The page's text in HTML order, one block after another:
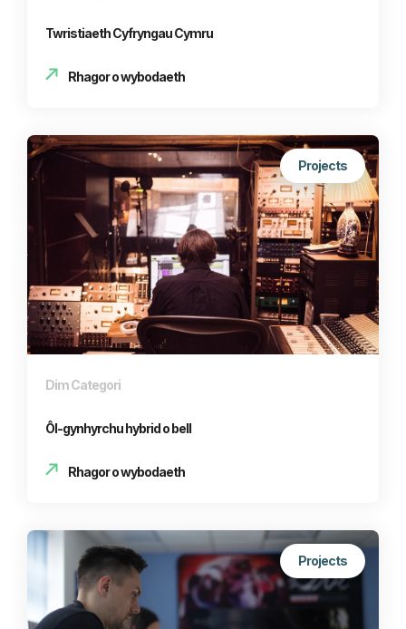
Twristiaeth Cyfryngau Cymru
Rhagor o wybodaeth
Projects
Dim Categori
Ôl-gynhyrchu hybrid o bell
Rhagor o wybodaeth
Projects